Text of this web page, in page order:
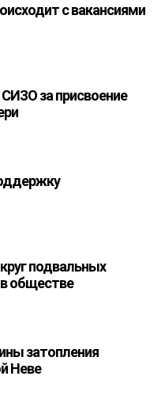
с вакансиями
за присвоение
подвальных
обществе
затопления
Неве